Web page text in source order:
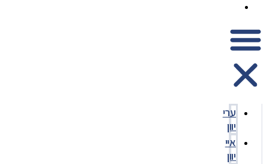
ערי
יוון
איי
יוון